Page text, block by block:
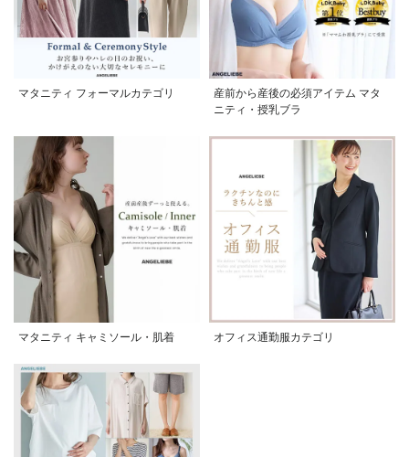
マタニティ フォーマルカテゴリ
産前から産後の必須アイテム マタ
ニティ・授乳ブラ
マタニティ キャミソール・肌着 オフィス通勤服カテゴリ